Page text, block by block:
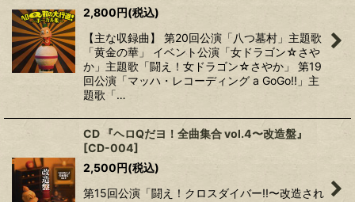
2,800円(税込)
【主な収録曲】 第20回公演「八つ墓村」主題歌
「黄金の華」 イベント公演「女ドラゴン☆さや
か」主題歌「闘え！女ドラゴン☆さやか」 第19
回公演「マッハ・レコーディング a GoGo!!」主
題歌「…
CD 『ヘロQだヨ！全曲集合 vol.4〜改造盤』
[CD-004]
2,500円(税込)
第15回公演「闘え！クロスダイバー!!〜改造され